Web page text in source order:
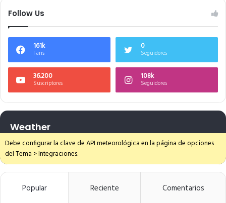
Follow Us
161k
Fans
0
Seguidores
36.200
Suscriptores
108k
Seguidores
Weather
Debe configurar la clave de API meteorológica en la página de opciones
del Tema > Integraciones.
Popular Reciente Comentarios